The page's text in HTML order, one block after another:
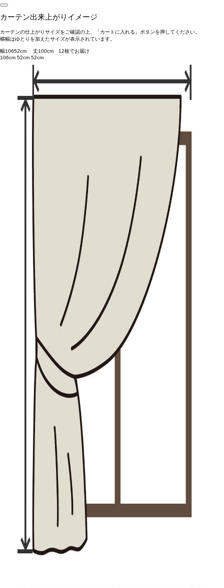
カーテン出来上がりイメージ
カーテンの仕上がりサイズをご確認の上、「カートに入れる」ボタンを押してください。
横幅はゆとりを加えたサイズが表示されています。
幅10652cm 丈100cm 12枚でお届け
106cm 52cm 52cm